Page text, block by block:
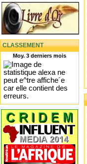
CLASSEMENT
Moy. 3 derniers mois